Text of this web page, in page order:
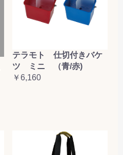
テラモト 仕切付きバケ
ツ ミニ （青/赤)
￥6,160